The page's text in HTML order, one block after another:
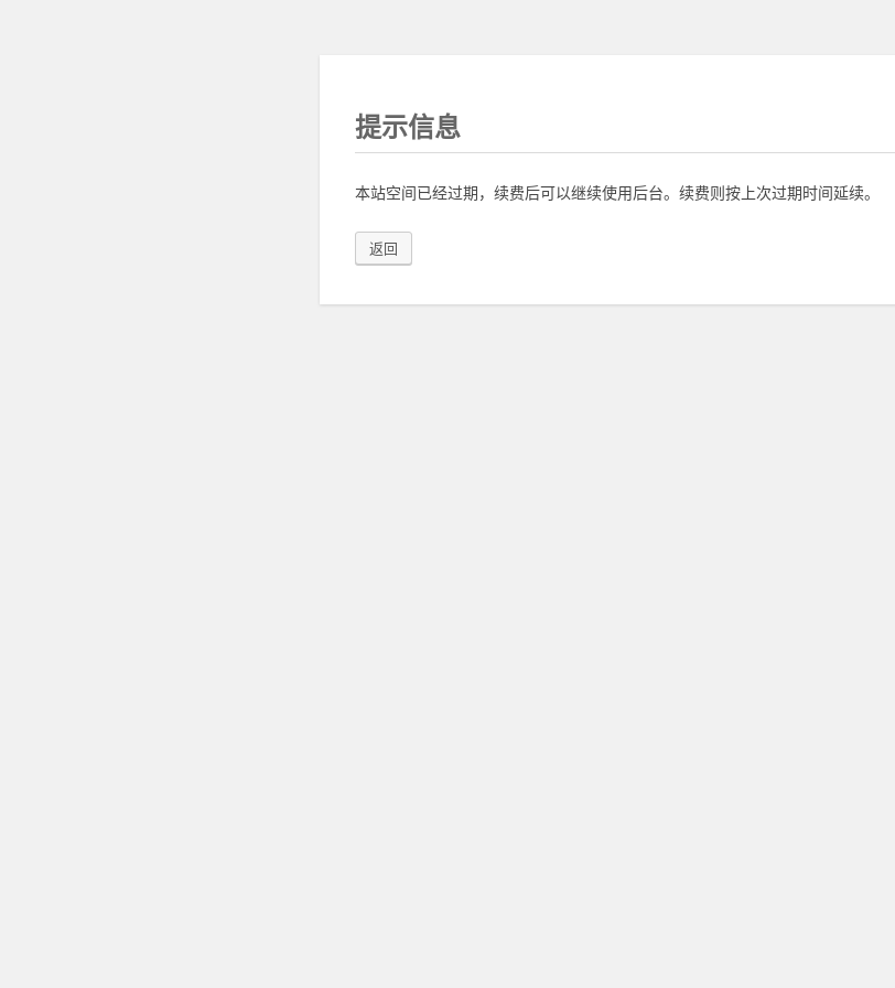
提示信息
本站空间已经过期，续费后可以继续使用后台。续费则按上次过期时间延续。
返回